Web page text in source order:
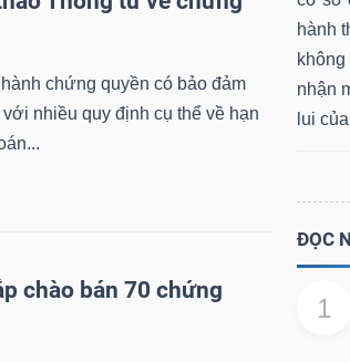
chứng quyền có bảo đảm
nhiều quy định cụ thể về hạn
chào bán 70 chứng
hành
nhận
lui
ĐỌC
1